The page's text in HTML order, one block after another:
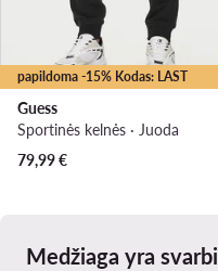
papildoma -15% Kodas: LAST
Guess
Sportinės kelnės · Juoda
79,99€
Medžiaga yra svarbi